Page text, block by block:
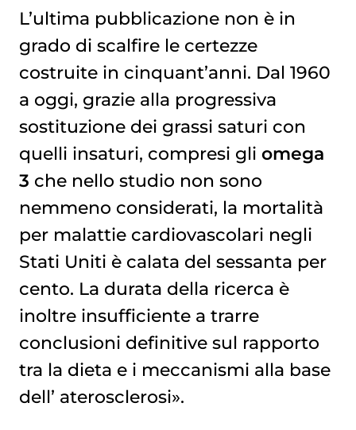
L’ultima pubblicazione non è in
grado di scalfire le certezze
costruite in cinquant’anni. Dal 1960
a oggi, grazie alla progressiva
sostituzione dei grassi saturi con
quelli insaturi, compresi gli omega
3 che nello studio non sono
nemmeno considerati, la mortalità
per malattie cardiovascolari negli
Stati Uniti è calata del sessanta per
cento. La durata della ricerca è
inoltre insufficiente a trarre
conclusioni definitive sul rapporto
tra la dieta e i meccanismi alla base
dell’ aterosclerosi».